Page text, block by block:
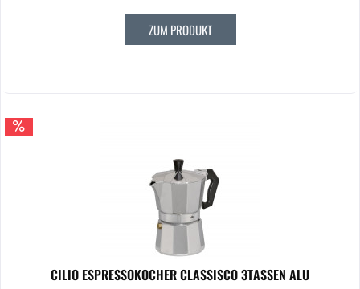
ZUM PRODUKT
CILIO ESPRESSOKOCHER CLASSISCO 3TASSEN ALU